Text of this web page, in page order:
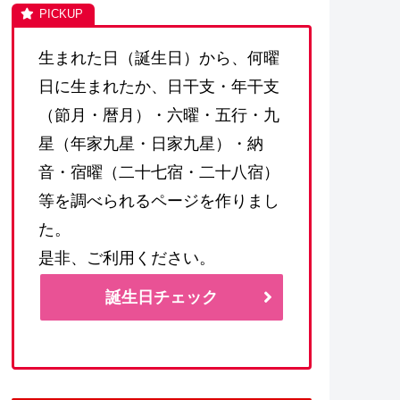
生まれた日（誕生日）から、何曜
日に生まれたか、日干支・年干支
（節月・暦月）・六曜・五行・九
星（年家九星・日家九星）・納
音・宿曜（二十七宿・二十八宿）
等を調べられるページを作りまし
た。
是非、ご利用ください。
誕生日チェック